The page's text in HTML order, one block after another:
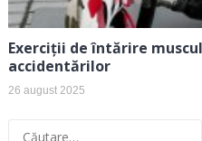
Exerciții de întărire
accidentărilor
26 august 2025
Caută